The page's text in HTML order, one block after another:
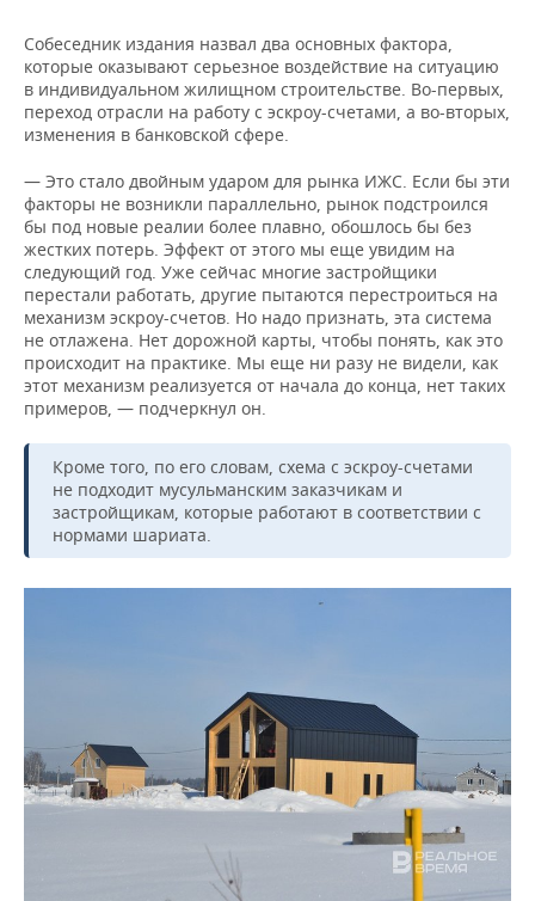
Собеседник издания назвал два основных фактора,
которые оказывают серьезное воздействие на ситуацию
в индивидуальном жилищном строительстве. Во-первых,
переход отрасли на работу с эскроу-счетами, а во-вторых,
изменения в банковской сфере.
— Это стало двойным ударом для рынка ИЖС. Если бы эти
факторы не возникли параллельно, рынок подстроился
бы под новые реалии более плавно, обошлось бы без
жестких потерь. Эффект от этого мы еще увидим на
следующий год. Уже сейчас многие застройщики
перестали работать, другие пытаются перестроиться на
механизм эскроу-счетов. Но надо признать, эта система
не отлажена. Нет дорожной карты, чтобы понять, как это
происходит на практике. Мы еще ни разу не видели, как
этот механизм реализуется от начала до конца, нет таких
примеров, — подчеркнул он.
Кроме того, по его словам, схема с эскроу-счетами
не подходит мусульманским заказчикам и
застройщикам, которые работают в соответствии с
нормами шариата.